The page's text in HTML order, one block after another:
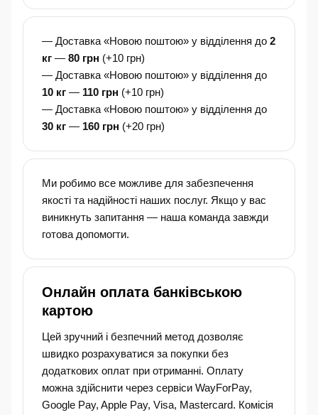
— Доставка «Новою поштою» у відділення до 2
кг — 80 грн (+10 грн)
— Доставка «Новою поштою» у відділення до
10 кг — 110 грн (+10 грн)
— Доставка «Новою поштою» у відділення до
30 кг — 160 грн (+20 грн)
Ми робимо все можливе для забезпечення
якості та надійності наших послуг. Якщо у вас
виникнуть запитання — наша команда завжди
готова допомогти.
Онлайн оплата банківською
картою
Цей зручний і безпечний метод дозволяє
швидко розрахуватися за покупки без
додаткових оплат при отриманні. Оплату
можна здійснити через сервіси WayForPay,
Google Pay, Apple Pay, Visa, Mastercard. Комісія